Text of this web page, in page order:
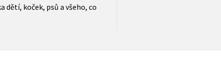
dětí, koček, psů a všeho, co